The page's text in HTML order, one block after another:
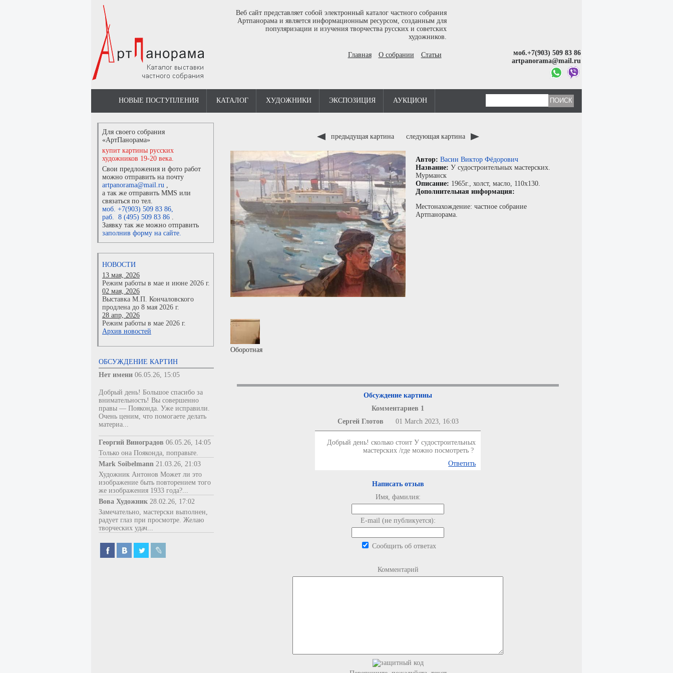
Веб сайт представляет собой электронный каталог частного собрания
Артпанорама и является информационным ресурсом, созданным для
популяризации и изучения творчества русских и советских
художников.
Главная О собрании Статьи
моб.+7(903) 509 83 86
artpanorama@mail.ru
НОВЫЕ ПОСТУПЛЕНИЯ КАТАЛОГ ХУДОЖНИКИ ЭКСПОЗИЦИЯ АУКЦИОН
Для своего собрания
«АртПанорама»
купит картины русских
художников 19-20 века.
Свои предложения и фото работ
можно отправить на почту
artpanorama@mail.ru ,
а так же отправить MMS или
связаться по тел.
моб. +7(903) 509 83 86,
раб. 8 (495) 509 83 86 .
Заявку так же можно отправить
заполнив форму на сайте.
НОВОСТИ
13 мая, 2026
Режим работы в мае и июне 2026 г.
02 мая, 2026
Выставка М.П. Кончаловского
продлена до 8 мая 2026 г.
28 апр, 2026
Режим работы в мае 2026 г.
Архив новостей
ОБСУЖДЕНИЕ КАРТИН
Нет имени 06.05.26, 15:05
Добрый день! Большое спасибо за
внимательность! Вы совершенно
правы — Пояконда. Уже исправили.
Очень ценим, что помогаете делать
материа...
Георгий Виноградов 06.05.26, 14:05
Только она Пояконда, поправьте.
Mark Soibelmann 21.03.26, 21:03
Художник Антонов Может ли это
изображение быть повторением того
же изображения 1933 года?...
Вова Художник 28.02.26, 17:02
Замечательно, мастерски выполнен,
радует глаз при просмотре. Желаю
творческих удач...
предыдущая картина следующая картина
Автор: Васин Виктор Фёдорович
Название: У судостроительных мастерских.
Мурманск
Описание: 1965г., холст, масло, 110x130.
Дополнительная информация:
Местонахождение: частное собрание
Артпанорама.
Оборотная
Обсуждение картины
Комментариев 1
Сергей Глотов
01 March 2023, 16:03
Добрый день! сколько стоит У судостроительных
мастерских /где можно посмотреть ?
Ответить
Написать отзыв
Имя, фамилия:
E-mail (не публикуется):
Сообщить об ответах
Комментарий